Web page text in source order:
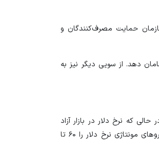
حمایت مصرف‌کنندگان و
دهد. از سویی دیگر نیز به
که نرخ دلار در بازار آزاد
حوالی ۳۰ هزار تومان و در سامانه نیما در حدود ۲۷ هزار تومان است اما به نظر می‌رسد شرکت‌های ایرانی تولیدکننده خودروهای مونتاژی نرخ دلار را ۶۰ تا